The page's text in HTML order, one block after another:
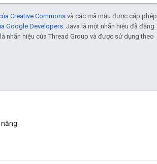
Creative Commons và các mã mẫu được cấp phép
Google Developers. Java là một nhãn hiệu đã đăng
nhãn hiệu của Thread Group và được sử dụng theo